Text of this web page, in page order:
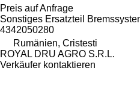
Preis auf Anfrage
Sonstiges Ersatzteil
4342050280
Rumänien, Cristesti
ROYAL DRU AGRO S.R.L.
Verkäufer kontaktieren